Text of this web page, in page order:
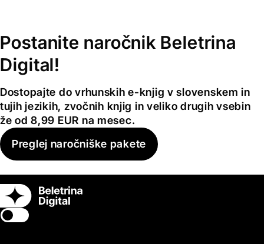
Postanite naročnik Beletrina
Digital!
Dostopajte do vrhunskih e-knjig v slovenskem in
tujih jezikih, zvočnih knjig in veliko drugih vsebin
že od 8,99 EUR na mesec.
Preglej naročniške pakete
Switch theme